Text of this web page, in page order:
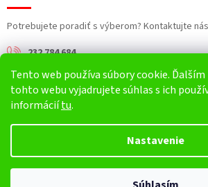
Tento web používa súbory cookie.
tohto webu vyjadrujete súhlas s ich
informáciítu.
Nastavenie
Potrebujete poradiť s výberom? Kontaktujte
232 784 684
info@harv.sk